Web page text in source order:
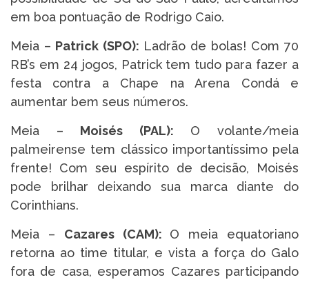
em boa pontuação de Rodrigo Caio.
Meia – Patrick (SPO): Ladrão de bolas! Com 70
RB’s em 24 jogos, Patrick tem tudo para fazer a
festa contra a Chape na Arena Condá e
aumentar bem seus números.
Meia – Moisés (PAL): O volante/meia
palmeirense tem clássico importantíssimo pela
frente! Com seu espírito de decisão, Moisés
pode brilhar deixando sua marca diante do
Corinthians.
Meia – Cazares (CAM): O meia equatoriano
retorna ao time titular, e vista a força do Galo
fora de casa, esperamos Cazares participando